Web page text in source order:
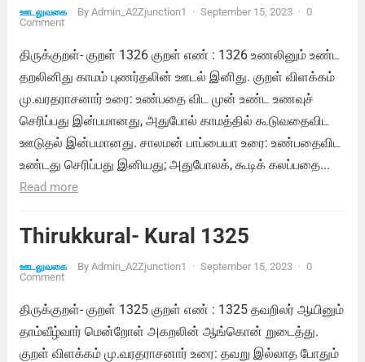
ஊடலுவகை By Admin_A2Zjunction1 · September 15, 2023 · 0
Comment
திருக்குறள்- குறள் 1326 குறள் எண் : 1326 உணலினும் உண்ட
தறலினிது காமம் புணர்தலின் ஊடல் இனிது. குறள் விளக்கம்
மு.வரதராசனார் உரை: உண்பதை விட முன் உண்ட உணவுச்
செரிப்பது இன்பமானது, அதுபோல் காமத்தில் கூடுவதைவிட
ஊடுதல் இன்பமானது. சாலமன் பாப்பையா உரை: உண்பதைவிட
உண்டது செரிப்பது இனியது; அதுபோலக், கூடிக் கலப்பதை...
Read more
Thirukkural- Kural 1325
ஊடலுவகை By Admin_A2Zjunction1 · September 15, 2023 · 0
Comment
திருக்குறள்- குறள் 1325 குறள் எண் : 1325 தவறிலர் ஆயினும்
தாம்வீழ்வார் மென்றோள் அகறலின் ஆங்கொன் றுடைத்து.
குறள் விளக்கம் மு.வரதராசனார் உரை: தவறு இல்லாத போதும்